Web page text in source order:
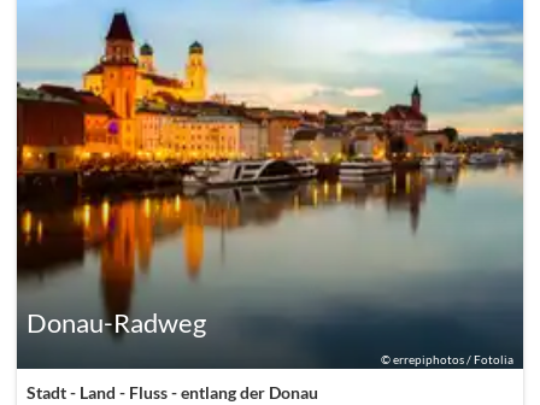
©errepiphotos / Fotolia
Donau-Radweg
Stadt - Land - Fluss - entlang der Donau